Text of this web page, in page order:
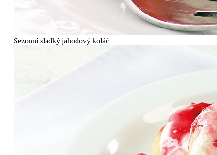
Sezonní sladký jahodový koláč